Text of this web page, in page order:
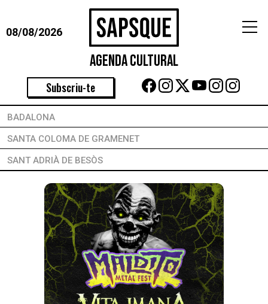
08/08/2026
Agenda Cultural
Subscriu-te
BADALONA
SANTA COLOMA DE GRAMENET
SANT ADRIÀ DE BESÒS